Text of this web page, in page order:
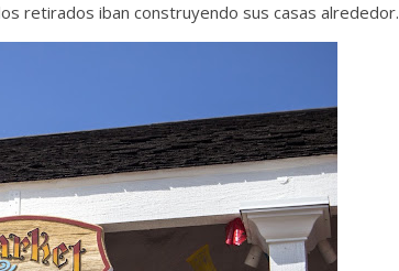
retirados iban construyendo sus casas alrededor.